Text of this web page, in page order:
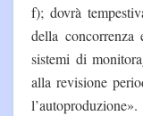
f); dovrà
della concorrenza
sistemi di
alla revisione
l’autoproduzione».